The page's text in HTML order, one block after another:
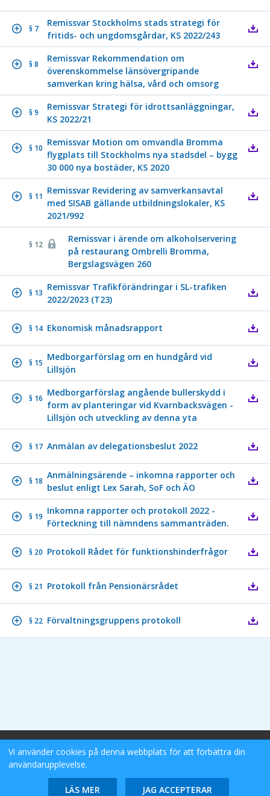
§ 7
Remissvar Stockholms stads strategi för
fritids- och ungdomsgårdar, KS 2022/243
§ 8
Remissvar Rekommendation om
överenskommelse länsövergripande
samverkan kring hälsa, vård och omsorg
§ 9
Remissvar Strategi för idrottsanläggningar,
KS 2022/21
§ 10
Remissvar Motion om omvandla Bromma
flygplats till Stockholms nya stadsdel – bygg
30 000 nya bostäder, KS 2020
§ 11
Remissvar Revidering av samverkansavtal
med SISAB gällande utbildningslokaler, KS
2021/992
§ 12
Remissvar i ärende om alkoholservering
på restaurang Ombrelli Bromma,
Bergslagsvägen 260
§ 13
Remissvar Trafikförändringar i SL-trafiken
2022/2023 (T23)
§ 14 Ekonomisk månadsrapport
§ 15
Medborgarförslag om en hundgård vid
Lillsjön
§ 16
Medborgarförslag angående bullerskydd i
form av planteringar vid Kvarnbacksvägen -
Lillsjön och utveckling av denna yta
§ 17 Anmälan av delegationsbeslut 2022
§ 18
Anmälningsärende – inkomna rapporter och
beslut enligt Lex Sarah, SoF och ÄO
§ 19
Inkomna rapporter och protokoll 2022 -
Förteckning till nämndens sammanträden.
§ 20 Protokoll Rådet för funktionshinderfrågor
§ 21 Protokoll från Pensionärsrådet
§ 22 Förvaltningsgruppens protokoll
Stockholms Stad eDok Meetings
Vi använder cookies på denna webbplats för att förbättra din
användarupplevelse.